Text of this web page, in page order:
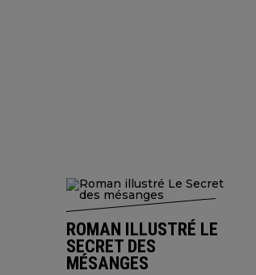
ROMAN ILLUSTRÉ LE
SECRET DES
MÉSANGES